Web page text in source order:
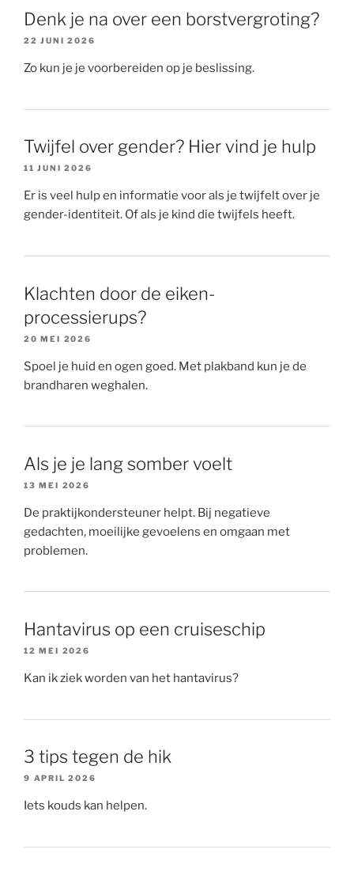
Denk je na over een borstvergroting?
22 JUNI 2026
Zo kun je je voorbereiden op je beslissing.
Twijfel over gender? Hier vind je hulp
11 JUNI 2026
Er is veel hulp en informatie voor als je twijfelt over je
gender-identiteit. Of als je kind die twijfels heeft.
Klachten door de eiken-
processierups?
20 MEI 2026
Spoel je huid en ogen goed. Met plakband kun je de
brandharen weghalen.
Als je je lang somber voelt
13 MEI 2026
De praktijkondersteuner helpt. Bij negatieve
gedachten, moeilijke gevoelens en omgaan met
problemen.
Hantavirus op een cruiseschip
12 MEI 2026
Kan ik ziek worden van het hantavirus?
3 tips tegen de hik
9 APRIL 2026
Iets kouds kan helpen.